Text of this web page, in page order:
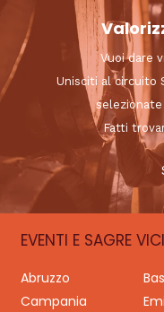
Vuoi dare
Unisciti al circuito
Fatti
EVENTI E SAGRE
Abruzzo
Campania